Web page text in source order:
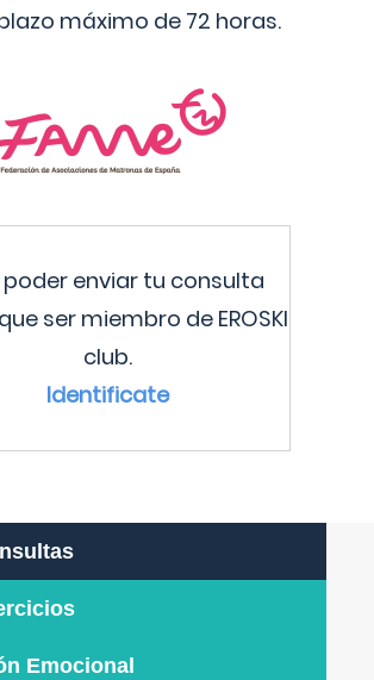
máximo de 72 horas.
poder enviar tu consulta
ser miembro de EROSKI
club.
Identificate
Emocional